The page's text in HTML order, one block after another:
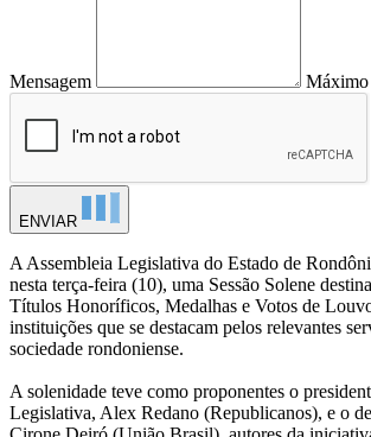
Mensagem Máximo
ENVIAR
A Assembleia Legislativa do Estado de
nesta terça-feira (10), uma Sessão Solene
Títulos Honoríficos, Medalhas e Votos de
instituições que se destacam pelos relevantes
sociedade rondoniense.
A solenidade teve como proponentes o
Legislativa, Alex Redano (Republicanos), e o